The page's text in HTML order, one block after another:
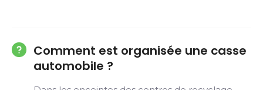
Comment est organisée une casse
automobile ?